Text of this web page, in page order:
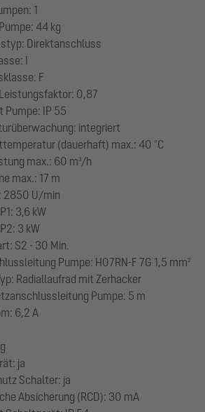
1
44 kg
Direktanschluss
I
F
0,87
Pumpe: IP 55
integriert
(dauerhaft) max.: 40 °C
max.: 60 m³/h
max.: 17 m
2850 U/min
3,6 kW
3 kW
S2 - 30 Min.
Pumpe: H07RN-F 7G 1,5 mm²
Radiallaufrad mit Zerhacker
Pumpe: 5 m
6,2 A
ja
Schalter: ja
Absicherung (RCD): 30 mA